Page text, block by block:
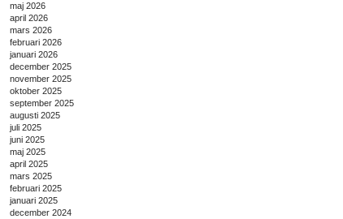
maj 2026
april 2026
mars 2026
februari 2026
januari 2026
december 2025
november 2025
oktober 2025
september 2025
augusti 2025
juli 2025
juni 2025
maj 2025
april 2025
mars 2025
februari 2025
januari 2025
december 2024